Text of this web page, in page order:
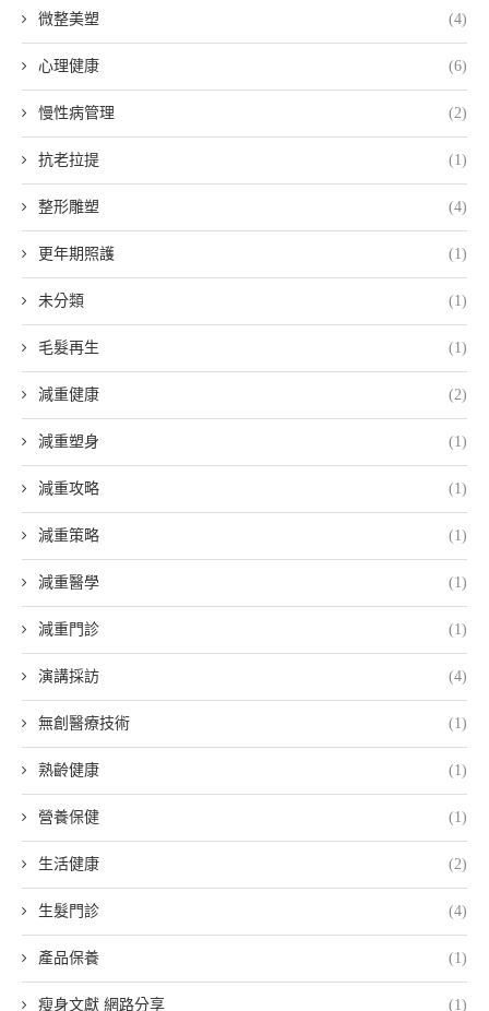
微整美塑 (4)
心理健康 (6)
慢性病管理 (2)
抗老拉提 (1)
整形雕塑 (4)
更年期照護 (1)
未分類 (1)
毛髮再生 (1)
減重健康 (2)
減重塑身 (1)
減重攻略 (1)
減重策略 (1)
減重醫學 (1)
減重門診 (1)
演講採訪 (4)
無創醫療技術 (1)
熟齡健康 (1)
營養保健 (1)
生活健康 (2)
生髮門診 (4)
產品保養 (1)
瘦身文獻 網路分享 (1)